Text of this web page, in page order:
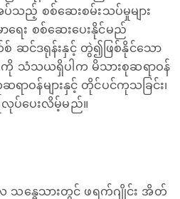
ည့် စစ်ဆေးစမ်းသပ်မှုများ
ာရေး စစ်ဆေးပေးနိုင်မည်
ဆင်ဒရုန်းနှင့် တွဲ၍ဖြစ်နိုင်သော
းကို သံသယရှိပါက မိသားစုဆရာဝန်
န်များနှင့် တိုင်ပင်ကုသခြင်း၊​
ြုလုပ်ပေးလိမ့်မည်။
န္ဓေသားတွင် ‌ဖရက်ဂျိုင်း အိတ်